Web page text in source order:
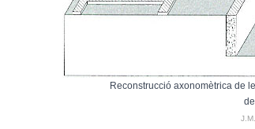
Reconstrucció axonomètrica de